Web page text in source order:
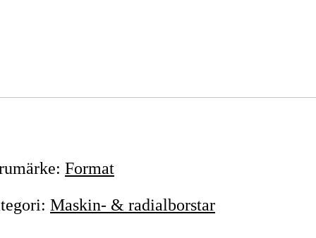
: Format
: Maskin- & radialborstar